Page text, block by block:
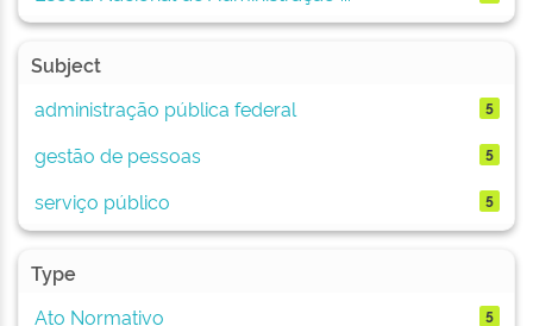
Subject
administração pública federal
5
gestão de pessoas 5
serviço público 5
Type
Ato Normativo
5